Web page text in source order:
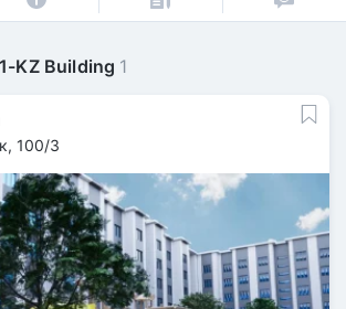
KZ Building 1
100/3